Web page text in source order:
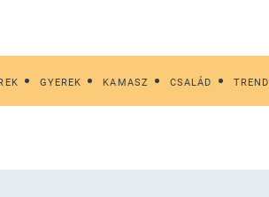
GYEREK KAMASZ CSALÁD TREND